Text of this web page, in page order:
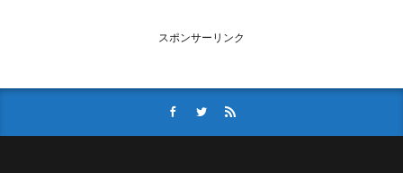
スポンサーリンク